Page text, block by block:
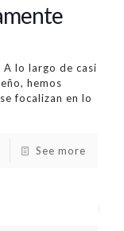
lo largo de casi
hemos
focalizan en lo
See more